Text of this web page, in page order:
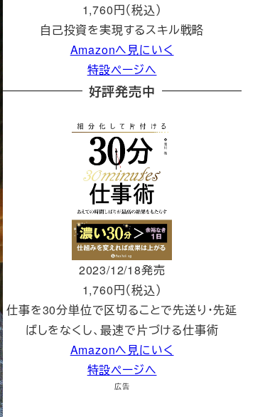
1,760円（税込）
自己投資を実現するスキル戦略
Amazonへ見にいく
特設ページへ
好評発売中
2023/12/18発売
1,760円（税込）
仕事を30分単位で区切ることで先送り・先延
ばしをなくし、最速で片づける仕事術
Amazonへ見にいく
特設ページへ
広告